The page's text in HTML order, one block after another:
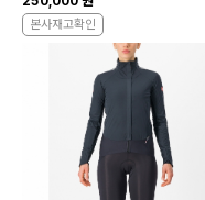
본사재고확인